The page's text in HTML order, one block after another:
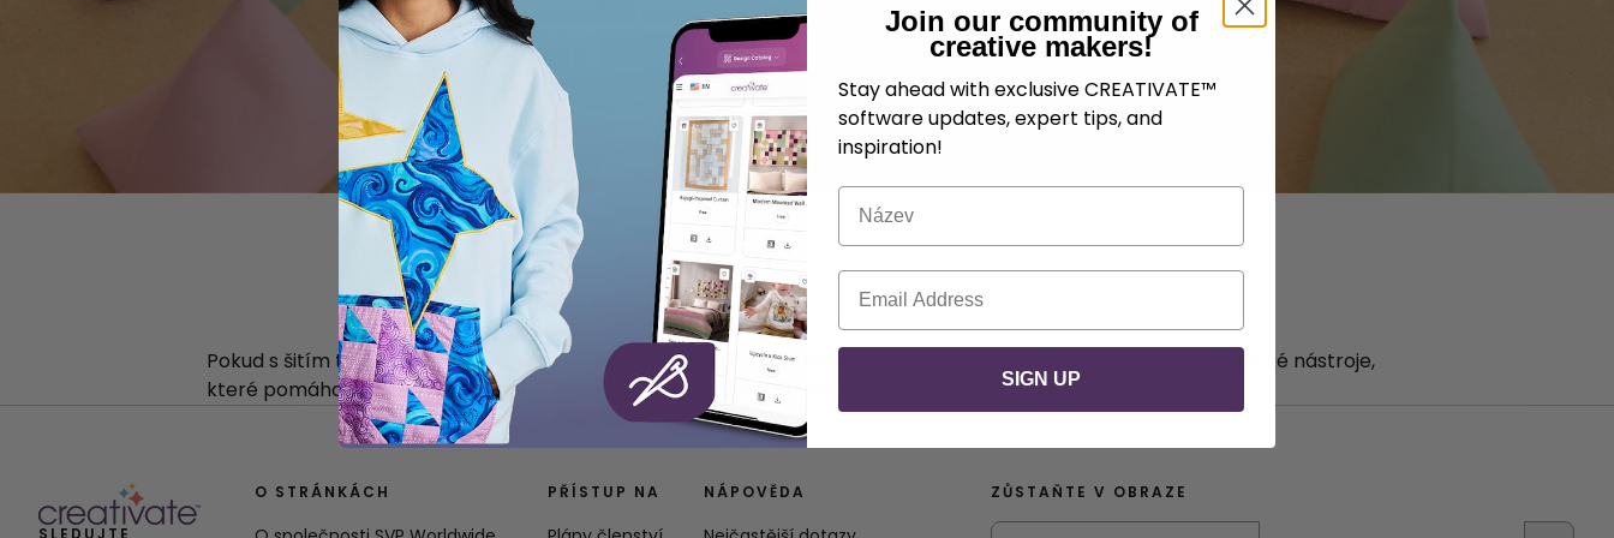
Pokud s šitím teprve začínáte, je to ideální projekt, který vám usnadní začátky! Vážky na střihy jsou malé, praktické nástroje,
které pomáhají udržet střihy na místě bez nutnosti používat špendlíky.
SLEDUJTE
O STRÁNKÁCH PŘÍSTUP NA NÁPOVĚDA ZŮSTAŇTE V OBRAZE
Join our community of
creative makers!
Stay ahead with exclusive CREATIVATE™
software updates, expert tips, and
inspiration!
Název
E-mail
SIGN UP